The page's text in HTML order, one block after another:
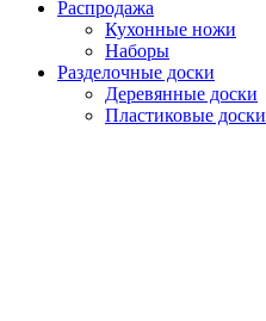
Распродажа
Кухонные ножи
Наборы
Разделочные доски
Деревянные доски
Пластиковые доски